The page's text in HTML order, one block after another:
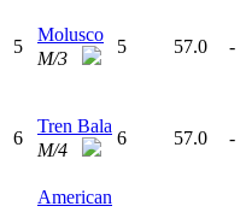
5
Molusco
M/3
5 57.0 -
6
Tren Bala
M/4
6 57.0 -
American